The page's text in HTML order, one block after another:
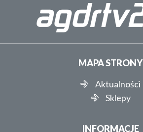
MAPA STRONY
Aktualności
Sklepy
INFORMACJE